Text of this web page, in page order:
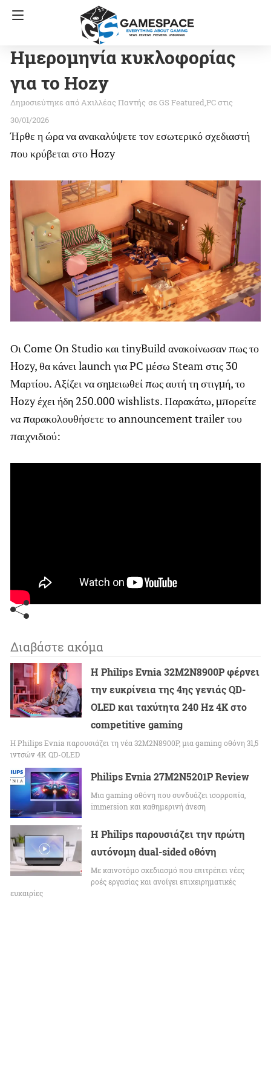
Ημερομηνία κυκλοφορίας
για το Hozy
Αχιλλέας Παντής σε GS FeaturedPCστις
30/01/2026
Ήρθε η ώρα να ανακαλύψετε τον εσωτερικό σχεδιαστή
που κρύβεται στο Hozy
Οι Come On Studio και tinyBuild ανακοίνωσαν πως το
Hozy, θα κάνει launch για PC μέσω Steam στις 30
Μαρτίου. Αξίζει να σημειωθεί πως αυτή τη στιγμή, το
Hozy έχει ήδη 250.000 wishlists. Παρακάτω, μπορείτε
να παρακολουθήσετε το announcement trailer του
παιχνιδιού:
Διαβάστε ακόμα
Η Philips Evnia 32M2N8900P φέρνει
την ευκρίνεια της 4ης γενιάς QD-
OLED και ταχύτητα 240 Hz 4K στο
competitive gaming
Η Philips Evnia παρουσιάζει τη νέα 32M2N8900P, μια gaming οθόνη 31,5
ιντσών 4K QD-OLED
Philips Evnia 27M2N5201P Review
Μια gaming οθόνη που συνδυάζει ισορροπία,
immersion και καθημερινή άνεση
Η Philips παρουσιάζει την πρώτη
αυτόνομη dual-sided οθόνη
Με καινοτόμο σχεδιασμό που επιτρέπει νέες
ροές εργασίας και ανοίγει επιχειρηματικές
ευκαιρίες